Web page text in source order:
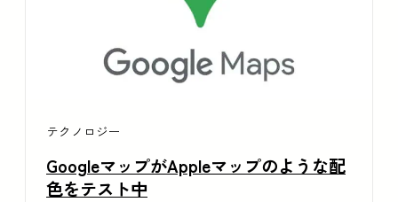
テクノロジー
GoogleマップがAppleマップのような配
色をテスト中